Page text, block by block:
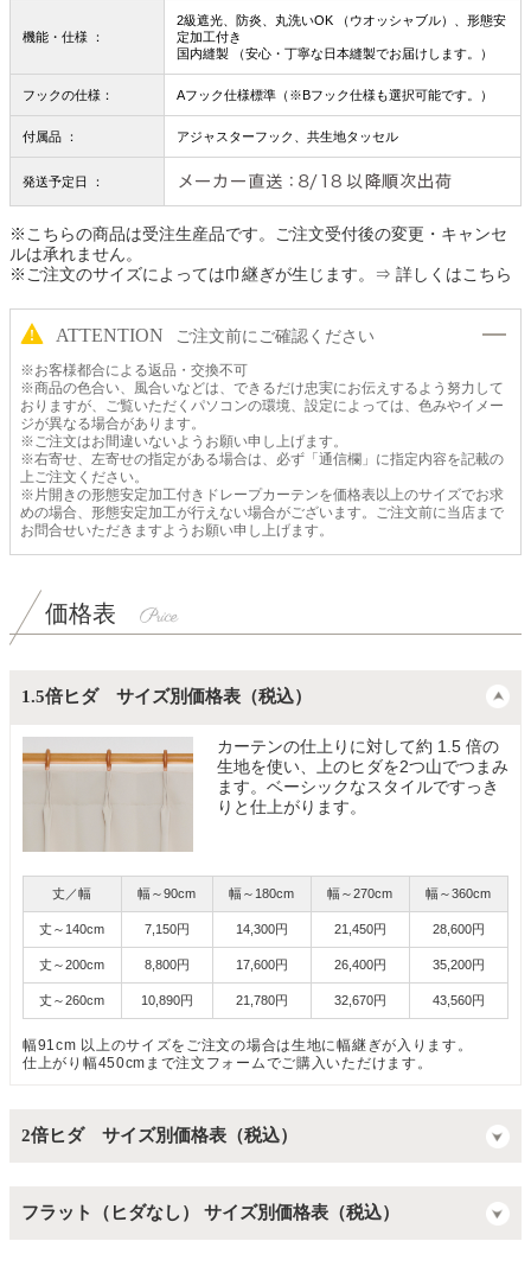
機能・仕様 ：
2級遮光、防炎、丸洗いOK （ウオッシャブル）、形態安
定加工付き
国内縫製 （安心・丁寧な日本縫製でお届けします。）
フックの仕様： Aフック仕様標準（※Bフック仕様も選択可能です。）
付属品 ： アジャスターフック、共生地タッセル
発送予定日 ：
※こちらの商品は受注生産品です。ご注文受付後の変更・キャンセ
ルは承れません。
※ご注文のサイズによっては巾継ぎが生じます。
⇒ 詳しくはこちら
ATTENTION ご注文前にご確認ください
※お客様都合による返品・交換不可
※商品の色合い、風合いなどは、できるだけ忠実にお伝えするよう努力して
おりますが、ご覧いただくパソコンの環境、設定によっては、色みやイメー
ジが異なる場合があります。
※ご注文はお間違いないようお願い申し上げます。
※右寄せ、左寄せの指定がある場合は、必ず「通信欄」に指定内容を記載の
上ご注文ください。
※片開きの形態安定加工付きドレープカーテンを価格表以上のサイズでお求
めの場合、形態安定加工が行えない場合がございます。ご注文前に当店まで
お問合せいただきますようお願い申し上げます。
価格表
1.5倍ヒダ サイズ別価格表（税込）
カーテンの仕上りに対して約 1.5 倍の
生地を使い、上のヒダを2つ山でつまみ
ます。ベーシックなスタイルですっき
りと仕上がります。
丈／幅
丈～140cm
丈～200cm
丈～260cm
幅～90cm
7,150円
8,800円
10,890円
幅～180cm
14,300円
17,600円
21,780円
幅～270cm
21,450円
26,400円
32,670円
幅～360cm
28,600円
35,200円
43,560円
幅91cm 以上のサイズをご注文の場合は生地に幅継ぎが入ります。
仕上がり幅450cmまで注文フォームでご購入いただけます。
2倍ヒダ サイズ別価格表（税込）
フラット（ヒダなし） サイズ別価格表（税込）